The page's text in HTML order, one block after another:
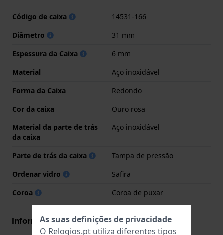
Código de caixa
14531-166
Diâmetro
31 mm
Espessura da Caixa
6 mm
Material
Aço inoxidável
Forma da Caixa
Redondo
Cor da caixa
Ouro rosa
Material da parte de trás
da caixa
Aço inoxidável
Parte de trás da caixa
Tampa de pressão
Ordenar vidro
Safira
Coroa
Coroa de puxar
Informações movimento
As suas definições de privacidade
O Relogios.pt utiliza diferentes tipos